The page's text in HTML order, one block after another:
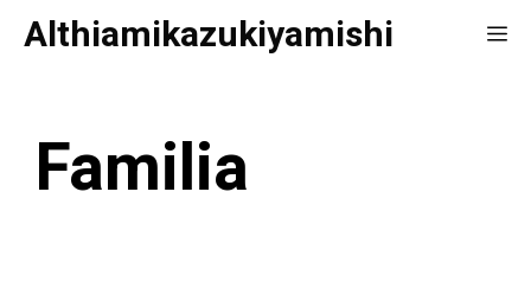
Saltar
Althiamikazukiyamishi
Familia